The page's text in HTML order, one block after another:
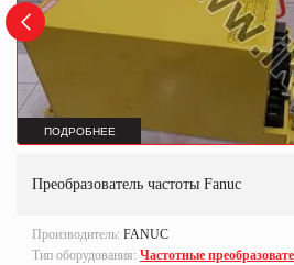
ПОДРОБНЕЕ
Преобразователь частоты Fanuc
Производитель: FANUC
Тип оборудования: Частотные